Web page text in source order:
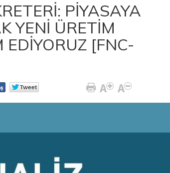
PİYASAYA
YENİ ÜRETİM
EDİYORUZ [FNC-